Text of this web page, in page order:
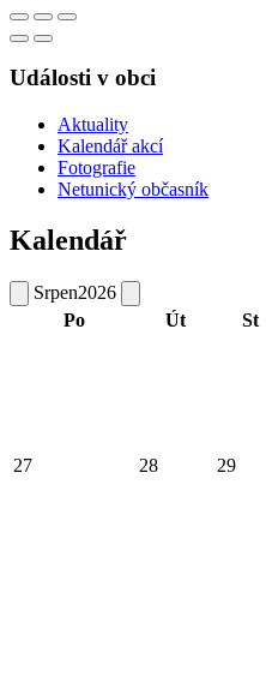
Události v obci
Aktuality
Kalendář akcí
Fotografie
Netunický občasník
Kalendář
Srpen2026
Po
Út St
27 28 29